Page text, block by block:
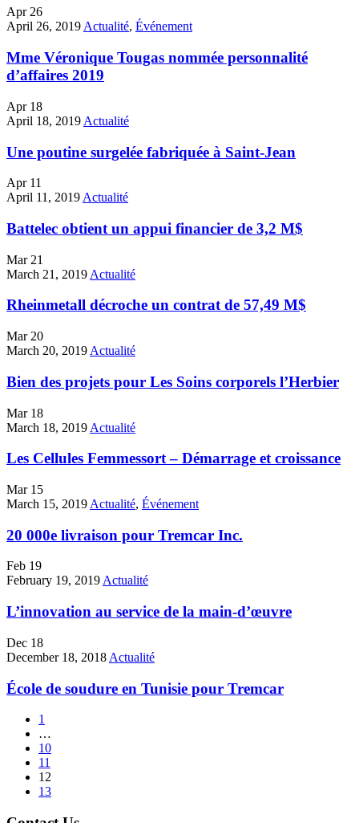
Apr 26
April 26, 2019Actualité, Événement
Mme Véronique Tougas nommée personnalité
d’affaires 2019
Apr 18
April 18, 2019 Actualité
Une poutine surgelée fabriquée à Saint-Jean
Apr 11
April 11, 2019 Actualité
Battelec obtient un appui financier de 3,2 M$
Mar 21
March 21, 2019 Actualité
Rheinmetall décroche un contrat de 57,49 M$
Mar 20
March 20, 2019 Actualité
Bien des projets pour Les Soins corporels l’Herbier
Mar 18
March 18, 2019 Actualité
Les Cellules Femmessort – Démarrage et croissance
Mar 15
March 15, 2019 Actualité, Événement
20 000e livraison pour Tremcar Inc.
Feb 19
February 19, 2019Actualité
L’innovation au service de la main-d’œuvre
Dec 18
December 18, 2018 Actualité
École de soudure en Tunisie pour Tremcar
1
…
10
11
12
13